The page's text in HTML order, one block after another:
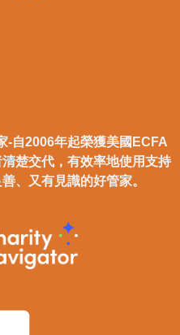
-自2006年起榮獲美國ECFA
楚交代，有效率地使用支持
、又有見識的好管家。